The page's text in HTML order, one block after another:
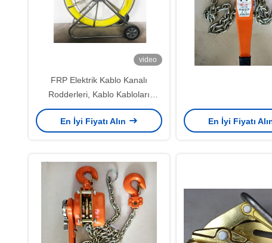
video
FRP Elektrik Kablo Kanalı
Rodderleri, Kablo Kabloları
12mm
En İyi Fiyatı Alın
En İyi Fiyatı